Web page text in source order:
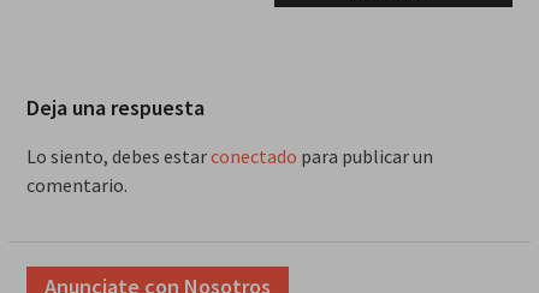
Deja una respuesta
Lo siento, debes estarconectado para publicar un
comentario.
Anunciate con Nosotros